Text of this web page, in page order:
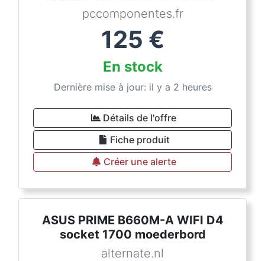
pccomponentes.fr
125 €
En stock
Dernière mise à jour: il y a 2 heures
Détails de l'offre
Fiche produit
Créer une alerte
ASUS PRIME B660M-A WIFI D4
socket 1700 moederbord
alternate.nl